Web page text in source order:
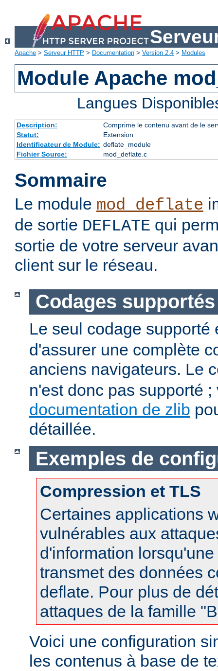
Apache > Serveur HTTP > Documentation > Version 2.4 > Modules
Module Apache
Langues
Description:
Comprime le contenu avant de le
Statut:
Extension
Identificateur de Module: deflate_module
Fichier Source:
mod_deflate.c
Sommaire
Le module mod_deflate
de sortie DEFLATE qui
sortie de votre serveur
client sur le réseau.
Codages supportés
Le seul codage supporté
d'assurer une complète
anciens navigateurs. Le
n'est donc pas supporté
documentation de zlib
détaillée.
Exemples de
Compression et TLS
Certaines applications
vulnérables aux
d'information
transmet des données
deflate. Pour plus de
attaques de la famille
Voici une configuration
les contenus à base de